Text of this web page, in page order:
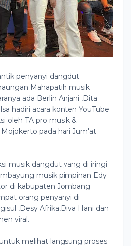
penyanyi dangdut
Mahapatih musik
ada Berlin Anjani ,Dita
hadiri acara konten YouTube
oleh TA pro musik &
pada hari Jum'at
musik dangdut yang di iringi
musik pimpinan Edy
di kabupaten Jombang
orang penyanyi di
,Desy Afrika,Diva Hani dan
viral.
melihat langsung proses